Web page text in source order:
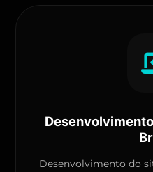
Desenvolvimento do